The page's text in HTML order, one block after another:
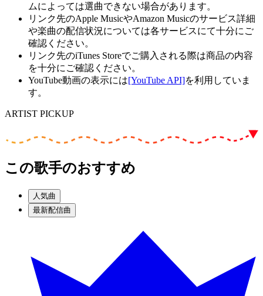
ムによっては選曲できない場合があります。
リンク先のApple MusicやAmazon Musicのサービス詳細
や楽曲の配信状況については各サービスにて十分にご
確認ください。
リンク先のiTunes Storeでご購入される際は商品の内容
を十分にご確認ください。
YouTube動画の表示には[YouTube API]を利用していま
す。
ARTIST PICKUP
この歌手のおすすめ
人気曲
最新配信曲